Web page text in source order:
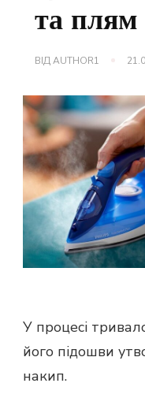
та плям
ВІДAUTHOR1
У процесі
його підошви
накип.